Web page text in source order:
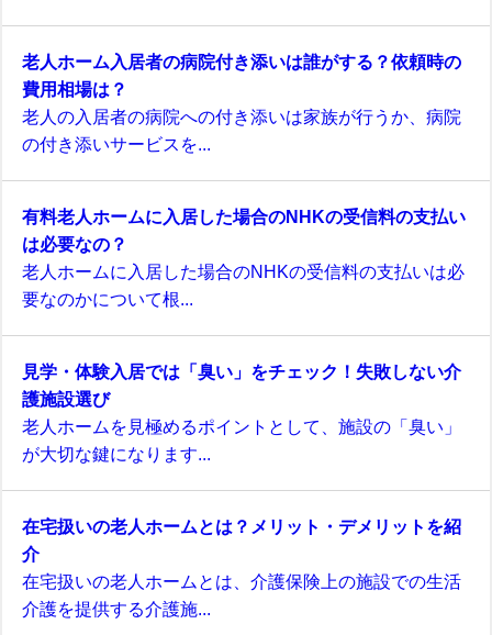
老人ホーム入居者の病院付き添いは誰がする？依頼時の
費用相場は？
老人の入居者の病院への付き添いは家族が行うか、病院
の付き添いサービスを...
有料老人ホームに入居した場合のNHKの受信料の支払い
は必要なの？
老人ホームに入居した場合のNHKの受信料の支払いは必
要なのかについて根...
見学・体験入居では「臭い」をチェック！失敗しない介
護施設選び
老人ホームを見極めるポイントとして、施設の「臭い」
が大切な鍵になります...
在宅扱いの老人ホームとは？メリット・デメリットを紹
介
在宅扱いの老人ホームとは、介護保険上の施設での生活
介護を提供する介護施...